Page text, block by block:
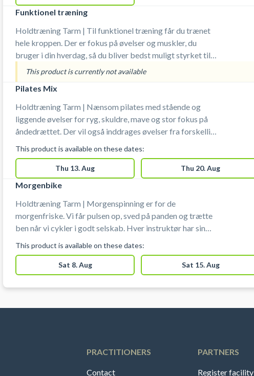
Funktionel træning
Holdtræning Tarm | Til funktionel træning får du trænet
hele kroppen. Der er fokus på øvelser og muskler, du
bruger i din hverdag, så du bliver bedst muligt styrket til
dine hverdagsaktiviteter. Øvelserne foregår med vægte,
hvor du selv styrer belastning, samt med varierende andre
redskaber. Du skal henvende dig til instruktøren ved
holdstart.
This product is currently not available
Pilates Mix
Holdtræning Tarm | Nænsom pilates med stående og
liggende øvelser for ryg, skuldre, mave og stor fokus på
åndedrættet. Der vil også inddrages øvelser fra forskellige
roligt tempo og ikke for svært, så alle kan være med. I
lokalet er alle de redskaber, du skal bruge - men du er
selvfølgelig også velkommen til medbringe selv.
This product is available on these dates:
Thu 13. Aug Thu 20. Aug
Morgenbike
Holdtræning Tarm | Morgenspinning er for de
morgenfriske. Vi får pulsen op, sved på panden og trætte
ben når vi cykler i godt selskab. Hver instruktør har sin
puls så alle kan være med. Du kan låne spinningssko i
centeret og på din smartphone kan du downloade appen
Body Bike Indoor Cycling, som taler sammen med
bikecyklerne. Her indtaster du dine personlige oplysninger,
This product is available on these dates:
Sat 8. Aug Sat 15. Aug
PRACTITIONERS
Contact
PARTNERS
Register facility